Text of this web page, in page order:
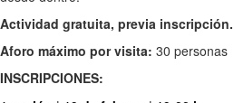
Actividad gratuita, previa inscripción.
Aforo máximo por visita: 30 personas
INSCRIPCIONES: